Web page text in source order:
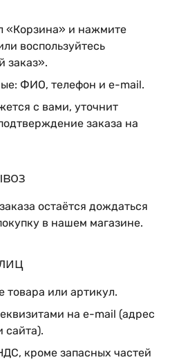
«Корзина» и нажмите
воспользуйтесь
заказ».
ФИО, телефон и e-mail.
с вами, уточнит
заказа на
остаётся дождаться
в нашем магазине.
товара или артикул.
на e-mail (адрес
сайта).
кроме запасных частей